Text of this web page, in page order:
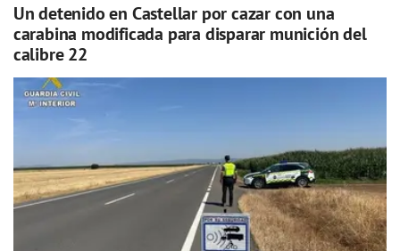
Un detenido en Castellar por cazar con una
carabina modificada para disparar munición del
calibre 22